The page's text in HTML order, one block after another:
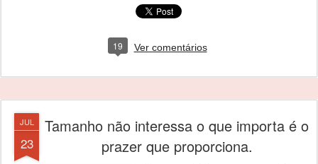
19 Ver comentários
JUL
23
Tamanho não interessa o que importa é o
prazer que proporciona.